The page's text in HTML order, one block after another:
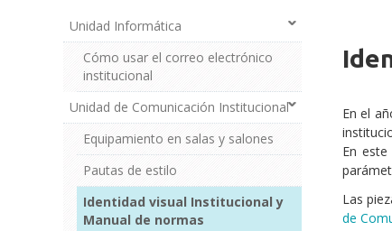
Unidad Informática
Cómo usar el correo electrónico
institucional
Unidad de Comunicación Institucional
Equipamiento en salas y salones
Pautas de estilo
Identidad visual Institucional y
Manual de normas
Cuerpo
En el
En
Las
de